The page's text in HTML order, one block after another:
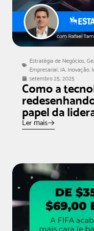
Estratégia de Negócios
Empresarial IA Inovação
setembro 25, 2025
Como a
papel da
Ler mais